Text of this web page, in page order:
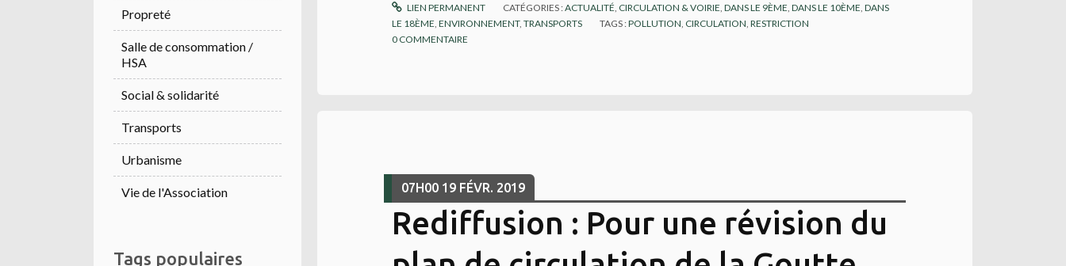
Propreté
Salle de consommation /
HSA
Social & solidarité
Transports
Urbanisme
Vie de l'Association
Tags populaires
LIEN PERMANENT CATÉGORIES :ACTUALITÉ CIRCULATION & VOIRIE ,DANS LE 9ÈME ,DANS LE 10ÈME ,DANS
LE 18ÈME ENVIRONNEMENT, TRANSPORTS TAGS :POLLUTION CIRCULATION RESTRICTION
0 COMMENTAIRE
07H00 19 FÉVR. 2019
Rediffusion : Pour une révision du